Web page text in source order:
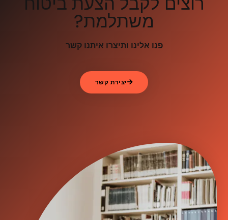
משתלמת?
פנו אלינו ותיצרו איתנו קשר
יצירת קשר